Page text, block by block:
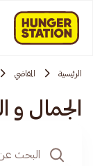
الرئيسية المقاضي
الجمال و